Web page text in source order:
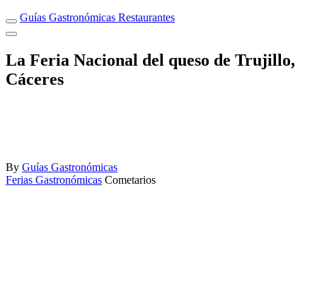
Guías Gastronómicas Restaurantes
La Feria Nacional del queso de Trujillo,
Cáceres
By Guías Gastronómicas
Ferias Gastronómicas Cometarios